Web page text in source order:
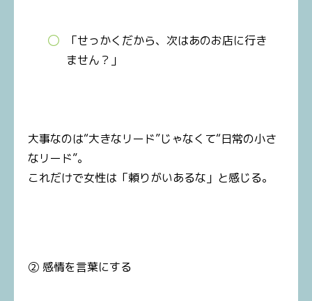
「せっかくだから、次はあのお店に行き
ません？」
大事なのは“大きなリード”じゃなくて“日常の小さ
なリード”。
これだけで女性は「頼りがいあるな」と感じる。
② 感情を言葉にする